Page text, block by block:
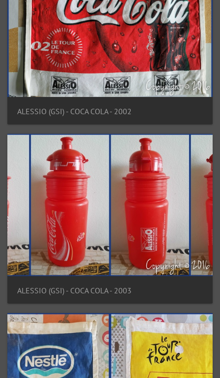
ALESSIO (GSI) - COCA COLA - 2002
ALESSIO (GSI) - COCA COLA - 2003